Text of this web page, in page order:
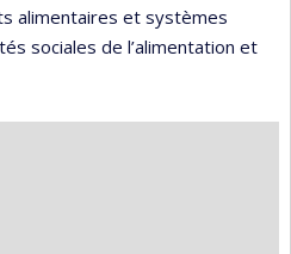
alimentaires et systèmes
sociales de l’alimentation et